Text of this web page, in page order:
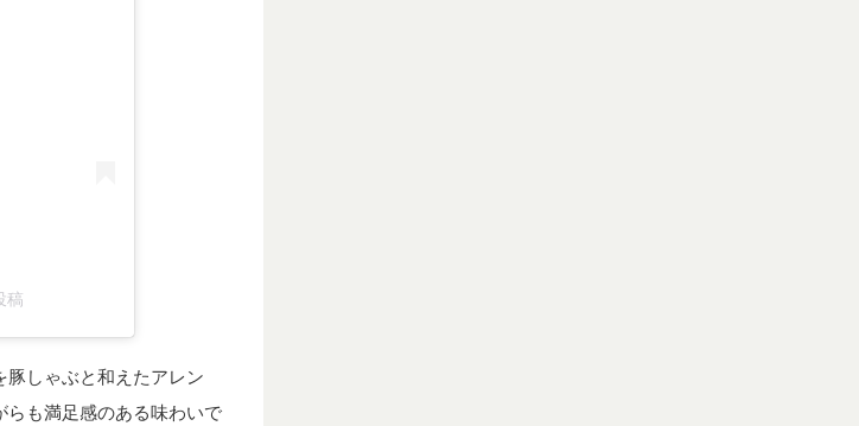
稿
しゃぶと和えたアレン
らも満足感のある味わいで